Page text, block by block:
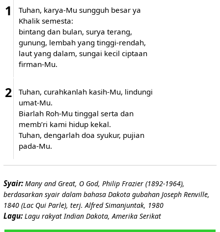
1
Tuhan, karya-Mu sungguh besar ya
Khalik semesta:
bintang dan bulan, surya terang,
gunung, lembah yang tinggi-rendah,
laut yang dalam, sungai kecil ciptaan
firman-Mu.
2
Tuhan, curahkanlah kasih-Mu, lindungi
umat-Mu.
Biarlah Roh-Mu tinggal serta dan
memb’ri kami hidup kekal.
Tuhan, dengarlah doa syukur, pujian
pada-Mu.
Syair: Many and Great, O God, Philip Frazier (1892-1964),
berdasarkan syair dalam bahasa Dakota gubahan Joseph Renville,
1840 (Lac Qui Parle), terj. Alfred Simanjuntak, 1980
Lagu: Lagu rakyat Indian Dakota, Amerika Serikat